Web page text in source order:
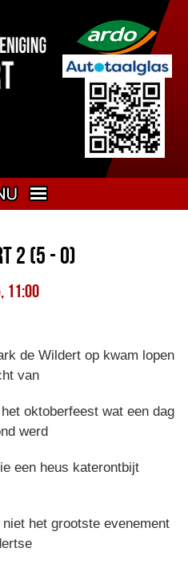
2 (5 - 0)
11:00
de Wildert op kwam lopen
van
oktoberfeest wat een dag
werd
een heus katerontbijt
het grootste evenement